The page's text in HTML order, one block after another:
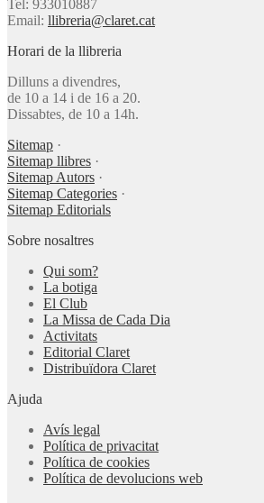
Tel: 933010887
Email: llibreria@claret.cat
Horari de la llibreria
Dilluns a divendres,
de 10 a 14 i de 16 a 20.
Dissabtes, de 10 a 14h.
Sitemap ·
Sitemap llibres ·
Sitemap Autors ·
Sitemap Categories ·
Sitemap Editorials
Sobre nosaltres
Qui som?
La botiga
El Club
La Missa de Cada Dia
Activitats
Editorial Claret
Distribuïdora Claret
Ajuda
Avís legal
Política de privacitat
Política de cookies
Política de devolucions web